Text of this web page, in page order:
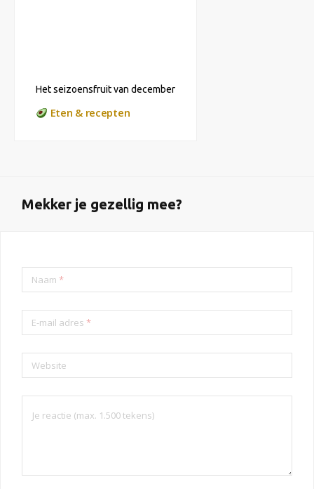
Het seizoensfruit van december
Eten & recepten
Mekker je gezellig mee?
Naam *
E-mail adres *
Website